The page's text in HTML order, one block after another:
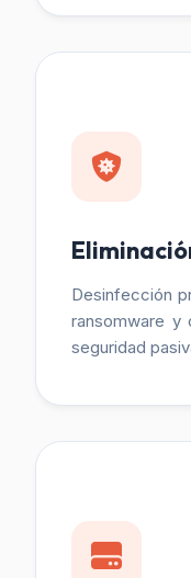
Desinfección
ransomware y
seguridad